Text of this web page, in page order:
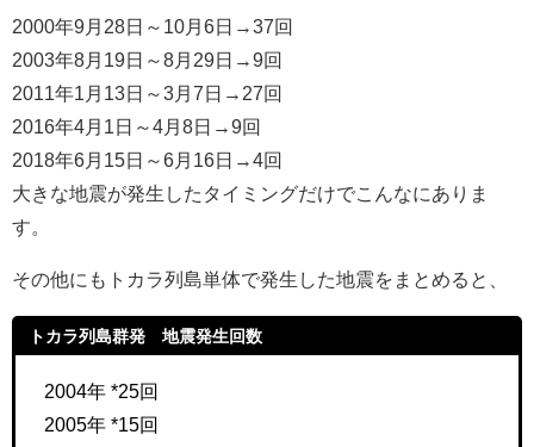
2000年9月28日～10月6日→37回
2003年8月19日～8月29日→9回
2011年1月13日～3月7日→27回
2016年4月1日～4月8日→9回
2018年6月15日～6月16日→4回
大きな地震が発生したタイミングだけでこんなにありま
す。
その他にもトカラ列島単体で発生した地震をまとめると、
トカラ列島群発 地震発生回数
2004年 *25回
2005年 *15回